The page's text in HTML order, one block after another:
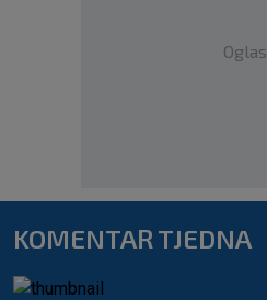
Oglas
KOMENTAR TJEDNA